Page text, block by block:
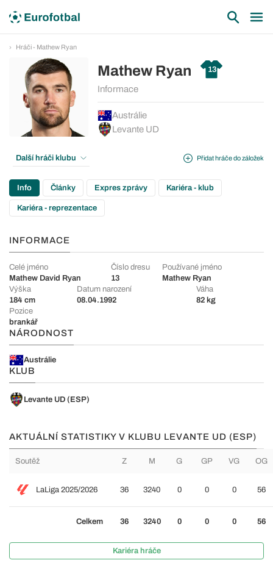
Hráči - Mathew Ryan
Mathew Ryan 13
Informace
Austrálie
Levante UD
Přidat hráče do záložek
Další hráči klubu
Info Články Expres zprávy Kariéra - klub
Kariéra - reprezentace
INFORMACE
Celé jméno
Mathew David Ryan
Číslo dresu
13
Používané jméno
Mathew Ryan
Výška
184 cm
Datum narození
08.04.1992
Váha
82 kg
Pozice
brankář
NÁRODNOST
Austrálie
KLUB
Levante UD (ESP)
AKTUÁLNÍ STATISTIKY V KLUBU LEVANTE UD (ESP)
Soutěž Z M G GP VG OG
LaLiga 2025/2026 36 3240 0 0 0 56
Celkem 36 3240 0 0 0 56
Kariéra hráče